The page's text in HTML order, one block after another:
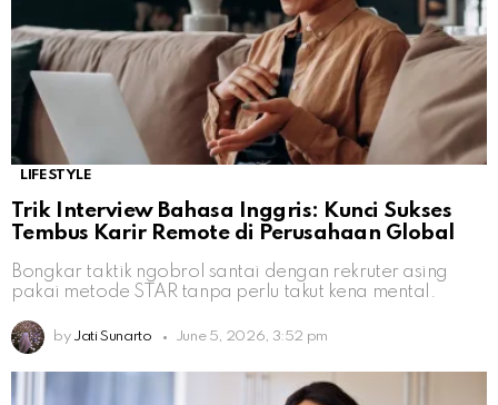
LIFESTYLE
Trik Interview Bahasa Inggris: Kunci Sukses
Tembus Karir Remote di Perusahaan Global
Bongkar taktik ngobrol santai dengan rekruter asing
pakai metode STAR tanpa perlu takut kena mental.
by Jati Sunarto June 5, 2026, 3:52 pm